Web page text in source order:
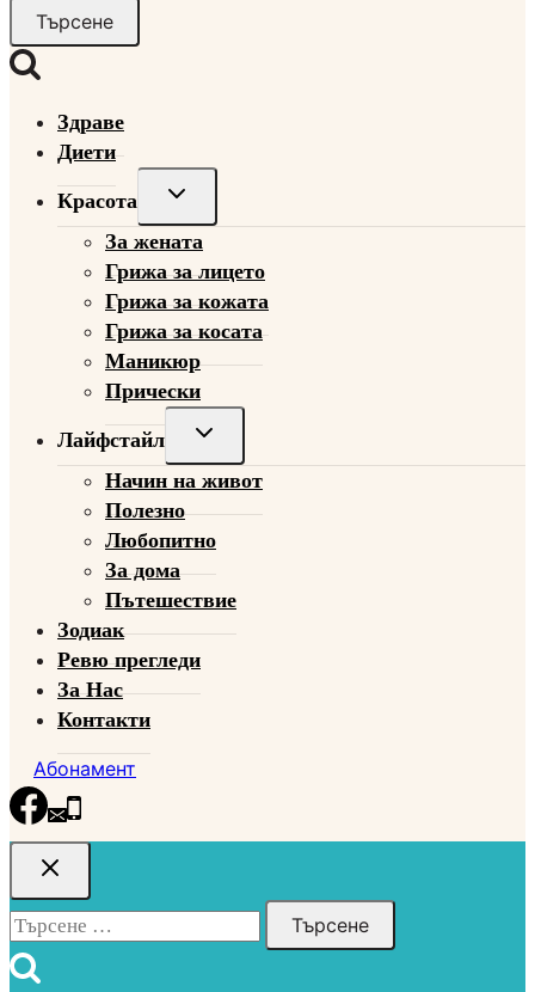
Здраве
Диети
Красота
Toggle
child
menu
За жената
Грижа за лицето
Грижа за кожата
Грижа за косата
Маникюр
Прически
Лайфстайл
Toggle
child
menu
Начин на живот
Полезно
Любопитно
За дома
Пътешествие
Зодиак
Ревю прегледи
За Нас
Контакти
Абонамент
Търсене
за: